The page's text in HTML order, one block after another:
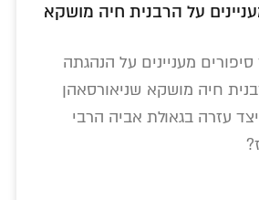
על הרבנית חיה מושקא
סיפורים מעניינים על הנהגתה
חיה מושקא שניאורסאהן
עזרה בגאולת אביה הרבי